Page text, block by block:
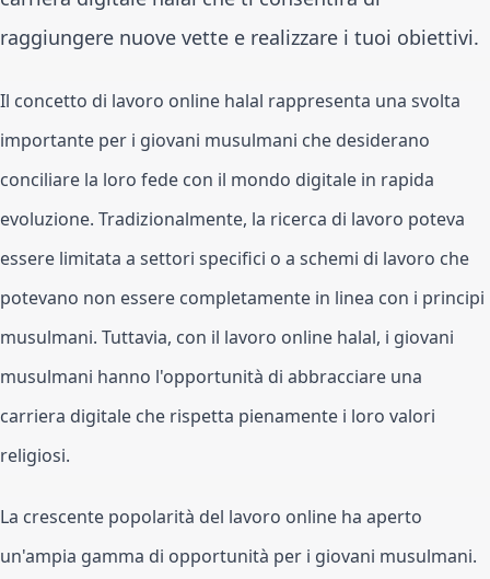
raggiungere nuove vette e realizzare i tuoi obiettivi.
Il concetto di lavoro online halal rappresenta una svolta
importante per i giovani musulmani che desiderano
conciliare la loro fede con il mondo digitale in rapida
evoluzione. Tradizionalmente, la ricerca di lavoro poteva
essere limitata a settori specifici o a schemi di lavoro che
potevano non essere completamente in linea con i principi
musulmani. Tuttavia, con il lavoro online halal, i giovani
musulmani hanno l'opportunità di abbracciare una
carriera digitale che rispetta pienamente i loro valori
religiosi.
La crescente popolarità del lavoro online ha aperto
un'ampia gamma di opportunità per i giovani musulmani.